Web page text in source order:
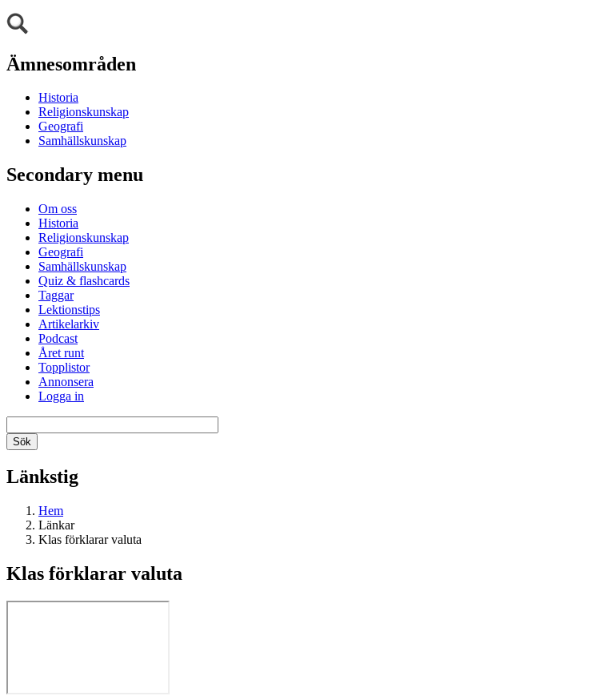
Ämnesområden
Historia
Religionskunskap
Geografi
Samhällskunskap
Secondary menu
Om oss
Historia
Religionskunskap
Geografi
Samhällskunskap
Quiz & flashcards
Taggar
Lektionstips
Artikelarkiv
Podcast
Året runt
Topplistor
Annonsera
Logga in
Länkstig
Hem
Länkar
Klas förklarar valuta
Klas förklarar valuta